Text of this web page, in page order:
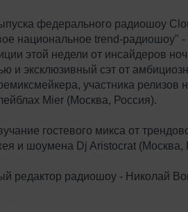
федерального радиошоу
национальное trend-радиошоу" -
этой недели от инсайдеров
и эксклюзивный сэт от
участника релизов
Mier (Москва, Россия).
гостевого микса от
и шоумена Dj Aristocrat (Москва,
редактор радиошоу - Николай